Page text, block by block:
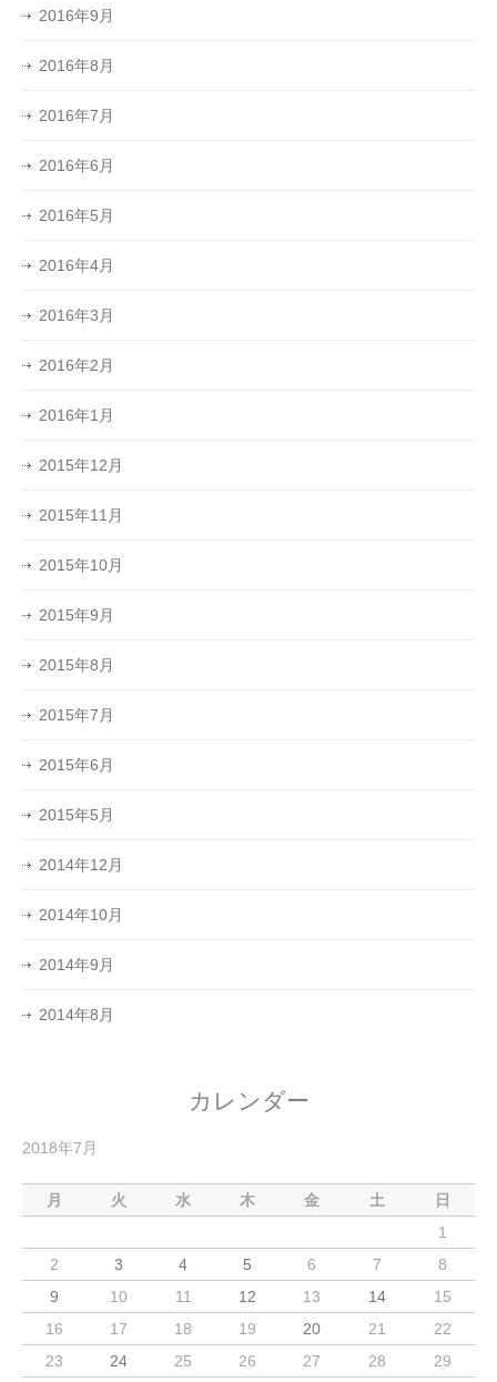
2016年9月
2016年8月
2016年7月
2016年6月
2016年5月
2016年4月
2016年3月
2016年2月
2016年1月
2015年12月
2015年11月
2015年10月
2015年9月
2015年8月
2015年7月
2015年6月
2015年5月
2014年12月
2014年10月
2014年9月
2014年8月
カレンダー
2018年7月
月 火 水 木 金 土 日
1
2
3 4 5 6 7
8
9
10 11 12 13 14
15
16
17 18 19 20 21
22
23
24 25 26 27 28
29